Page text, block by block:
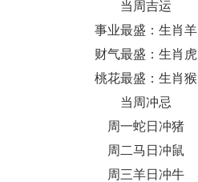
当周吉运
事业最盛：生肖羊
财气最盛：生肖虎
桃花最盛：生肖猴
当周冲忌
周一蛇日冲猪
周二马日冲鼠
周三羊日冲牛